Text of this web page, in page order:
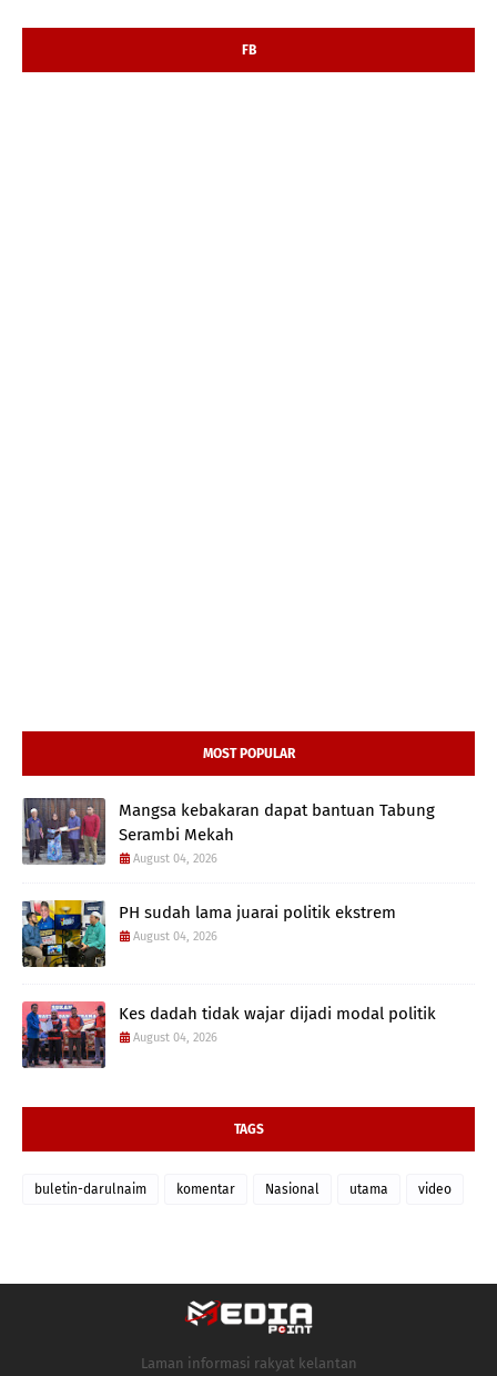
FB
MOST POPULAR
Mangsa kebakaran dapat bantuan Tabung
Serambi Mekah
August 04, 2026
PH sudah lama juarai politik ekstrem
August 04, 2026
Kes dadah tidak wajar dijadi modal politik
August 04, 2026
TAGS
buletin-darulnaim komentar Nasional utama video
Laman informasi rakyat kelantan